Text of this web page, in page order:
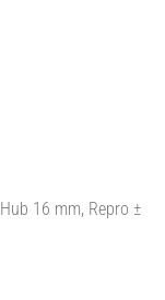
16 mm, Repro ±